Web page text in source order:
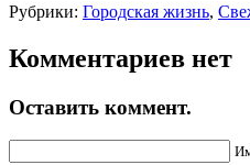
Рубрики: Городская жизнь,
Комментариев нет
Оставить коммент.